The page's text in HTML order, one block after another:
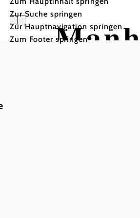
Zur Suche springen
Zur Hauptnavigation springen
Zum Footer springen